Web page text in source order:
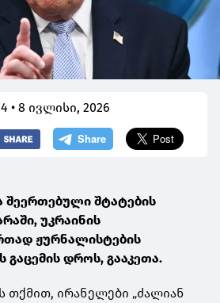
• 8 ივლისი, 2026
შეერთებული შტატების
უკრაინის
ჟურნალისტების
გაცემის დროს, გააკეთა.
ირანელები „ძალიან